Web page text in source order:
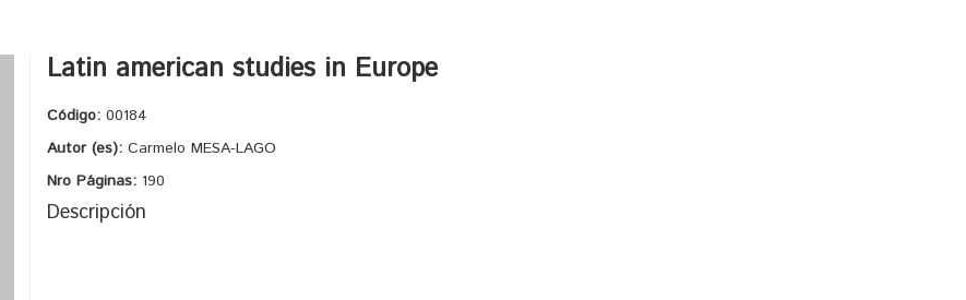
Latin american studies in Europe
Código: 00184
Autor (es): Carmelo MESA-LAGO
Nro Páginas: 190
Descripción